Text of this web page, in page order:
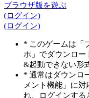
ブラウザ版を遊ぶ
(ログイン)
(ログイン)
* このゲームは「
ホ」でダウンロー
&起動できない形
* 通常はダウンロ
メント機能」に
れ、ログインする